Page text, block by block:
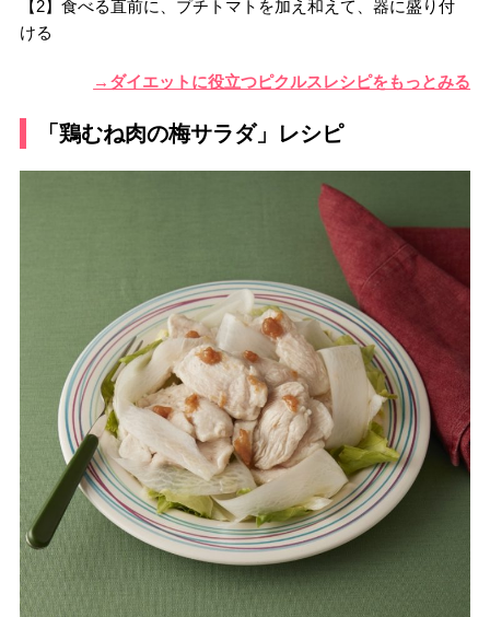
【2】食べる直前に、プチトマトを加え和えて、器に盛り付
ける
→ダイエットに役立つピクルスレシピをもっとみる
「鶏むね肉の梅サラダ」レシピ